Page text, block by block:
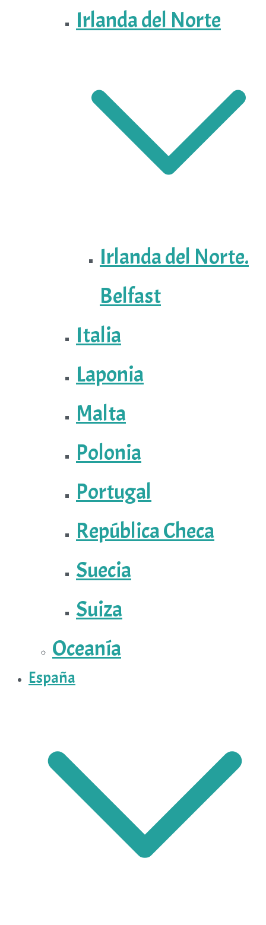
Irlanda del Norte
Irlanda del Norte.
Belfast
Italia
Laponia
Malta
Polonia
Portugal
República Checa
Suecia
Suiza
Oceanía
España